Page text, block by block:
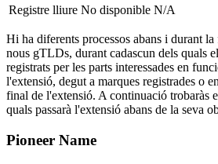
Registre lliure No disponible N/A
Hi ha diferents processos abans i durant
nous gTLDs, durant cadascun dels quals
registrats per les parts interessades en
l'extensió, degut a marques registrades o
final de l'extensió. A continuació trobaràs
quals passarà l'extensió abans de la seva
Pioneer Name